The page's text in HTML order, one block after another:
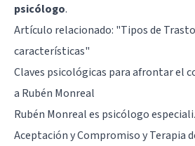
psicólogo.
Artículo relacionado: "Tipos de
características"
Claves psicológicas para afrontar el
a Rubén Monreal
Rubén Monreal es psicólogo
Aceptación y Compromiso y Terapia